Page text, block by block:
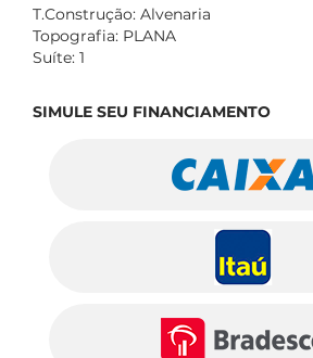
T.Construção: Alvenaria
Topografia: PLANA
Suíte: 1
SIMULE SEU FINANCIAMENTO